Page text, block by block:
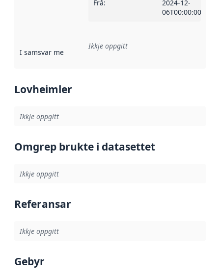
Frå:
2024-12-
06T00:00:00Z
I samsvar med Referanse til ei implementeringsregel eller
Ikkje oppgitt
Lovheimler
Ikkje oppgitt
Omgrep brukte i datasettet
Ikkje oppgitt
Referansar
Ikkje oppgitt
Gebyr